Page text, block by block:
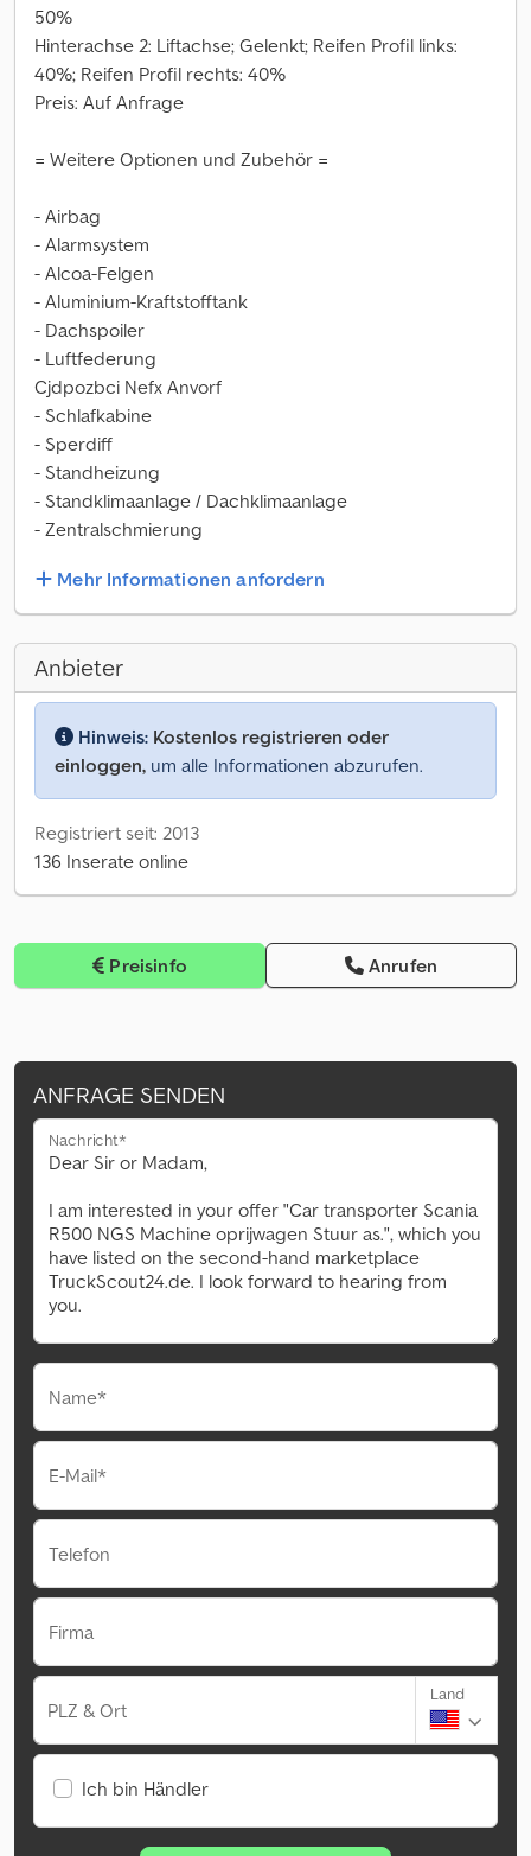
50%
Hinterachse 2: Liftachse; Gelenkt; Reifen Profil links:
40%; Reifen Profil rechts: 40%
Preis: Auf Anfrage
= Weitere Optionen und Zubehör =
- Airbag
- Alarmsystem
- Alcoa-Felgen
- Aluminium-Kraftstofftank
- Dachspoiler
- Luftfederung
Cjdpozbci Nefx Anvorf
- Schlafkabine
- Sperdiff
- Standheizung
- Standklimaanlage / Dachklimaanlage
- Zentralschmierung
Mehr Informationen anfordern
Anbieter
Hinweis: Kostenlos registrieren oder
einloggen, um alle Informationen abzurufen.
Registriert seit: 2013
136 Inserate online
Preisinfo Anrufen
ANFRAGE SENDEN
Nachricht*
Name*
E-Mail*
Telefon
Firma
PLZ & Ort
Land
Ich bin Händler